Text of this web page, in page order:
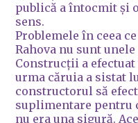
publică a întocmit și
sens.
Problemele în ceea
Rahova nu sunt
Construcții a
urma căruia a sistat
constructorul să
suplimentare pentru
nu era una sigură.